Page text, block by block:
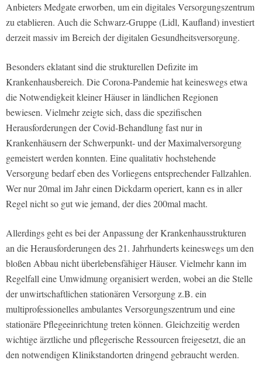
Anbieters Medgate erworben, um ein digitales Versorgungszentrum
zu etablieren. Auch die Schwarz-Gruppe (Lidl, Kaufland) investiert
derzeit massiv im Bereich der digitalen Gesundheitsversorgung.
Besonders eklatant sind die strukturellen Defizite im
Krankenhausbereich. Die Corona-Pandemie hat keineswegs etwa
die Notwendigkeit kleiner Häuser in ländlichen Regionen
bewiesen. Vielmehr zeigte sich, dass die spezifischen
Herausforderungen der Covid-Behandlung fast nur in
Krankenhäusern der Schwerpunkt- und der Maximalversorgung
gemeistert werden konnten. Eine qualitativ hochstehende
Versorgung bedarf eben des Vorliegens entsprechender Fallzahlen.
Wer nur 20mal im Jahr einen Dickdarm operiert, kann es in aller
Regel nicht so gut wie jemand, der dies 200mal macht.
Allerdings geht es bei der Anpassung der Krankenhausstrukturen
an die Herausforderungen des 21. Jahrhunderts keineswegs um den
bloßen Abbau nicht überlebensfähiger Häuser. Vielmehr kann im
Regelfall eine Umwidmung organisiert werden, wobei an die Stelle
der unwirtschaftlichen stationären Versorgung z.B. ein
multiprofessionelles ambulantes Versorgungszentrum und eine
stationäre Pflegeeinrichtung treten können. Gleichzeitig werden
wichtige ärztliche und pflegerische Ressourcen freigesetzt, die an
den notwendigen Klinikstandorten dringend gebraucht werden.